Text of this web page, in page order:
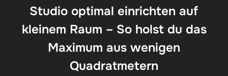
Studio optimal einrichten auf
kleinem Raum – So holst du das
Maximum aus wenigen
Quadratmetern